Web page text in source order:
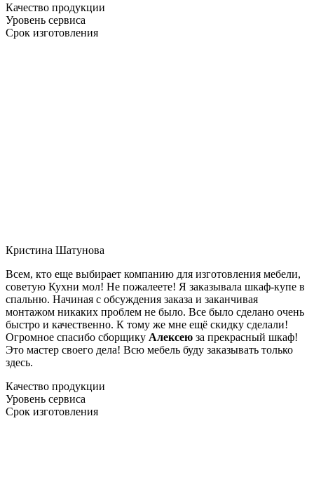
Качество продукции
Уровень сервиса
Срок изготовления
Кристина Шатунова
Всем, кто еще выбирает компанию для изготовления мебели,
советую Кухни мол! Не пожалеете! Я заказывала шкаф-купе в
спальню. Начиная с обсуждения заказа и заканчивая
монтажом никаких проблем не было. Все было сделано очень
быстро и качественно. К тому же мне ещё скидку сделали!
Огромное спасибо сборщику Алексею за прекрасный шкаф!
Это мастер своего дела! Всю мебель буду заказывать только
здесь.
Качество продукции
Уровень сервиса
Срок изготовления